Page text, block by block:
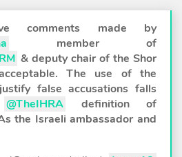
comments made by
member of
& deputy chair of the Shor
The use of the
false accusations falls
@TheIHRA
definition of
the Israeli ambassador and